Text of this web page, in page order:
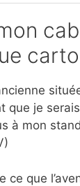
que je
à mon
ce que